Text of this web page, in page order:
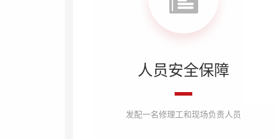
人员安全保障
发配一名修理工和现场负责人员